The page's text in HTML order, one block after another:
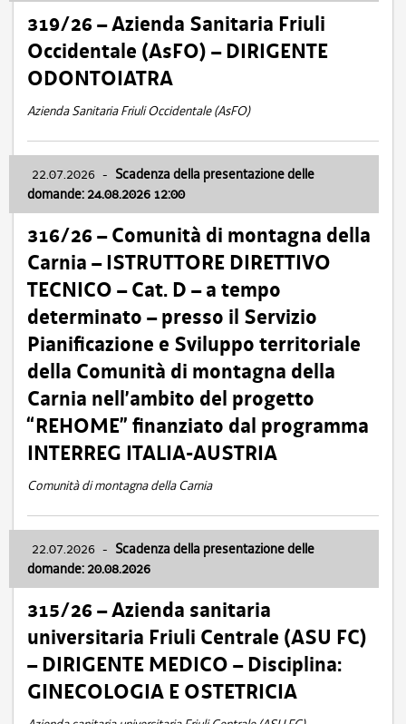
319/26 – Azienda Sanitaria Friuli
Occidentale (AsFO) – DIRIGENTE
ODONTOIATRA
Azienda Sanitaria Friuli Occidentale (AsFO)
22.07.2026 - Scadenza della presentazione delle
domande: 24.08.2026 12:00
316/26 – Comunità di montagna della
Carnia – ISTRUTTORE DIRETTIVO
TECNICO – Cat. D – a tempo
determinato – presso il Servizio
Pianificazione e Sviluppo territoriale
della Comunità di montagna della
Carnia nell’ambito del progetto
“REHOME” finanziato dal programma
INTERREG ITALIA-AUSTRIA
Comunità di montagna della Carnia
22.07.2026 - Scadenza della presentazione delle
domande: 20.08.2026
315/26 – Azienda sanitaria
universitaria Friuli Centrale (ASU FC)
– DIRIGENTE MEDICO – Disciplina:
GINECOLOGIA E OSTETRICIA